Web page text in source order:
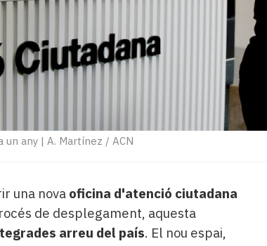
un any | A. Martínez / ACN
una nova oficina d'atenció ciutadana
de desplegament, aquesta
arreu del país. El nou espai,